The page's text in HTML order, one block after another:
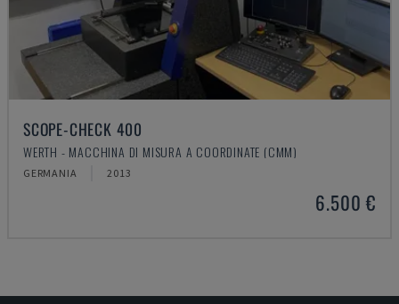
SCOPE-CHECK 400
WERTH - MACCHINA DI MISURA A COORDINATE (CMM)
GERMANIA 2013
6.500 €